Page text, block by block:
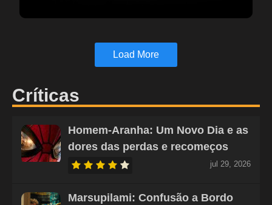
Load More
Críticas
Homem-Aranha: Um Novo Dia e as
dores das perdas e recomeços
jul 29, 2026
Marsupilami: Confusão a Bordo